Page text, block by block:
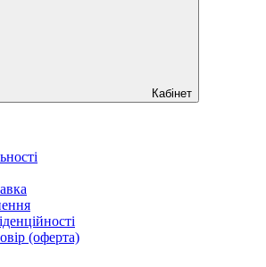
Кабінет
(оферта)